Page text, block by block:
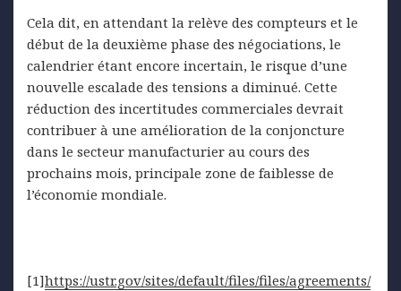
Cela dit, en attendant la relève des compteurs et le
début de la deuxième phase des négociations, le
calendrier étant encore incertain, le risque d’une
nouvelle escalade des tensions a diminué. Cette
réduction des incertitudes commerciales devrait
contribuer à une amélioration de la conjoncture
dans le secteur manufacturier au cours des
prochains mois, principale zone de faiblesse de
l’économie mondiale.
[1]https://ustr.gov/sites/default/files/files/agreements/